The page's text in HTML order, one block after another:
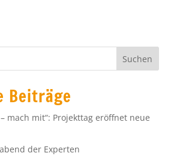
Beiträge
mach mit“: Projekttag eröffnet neue
der Experten